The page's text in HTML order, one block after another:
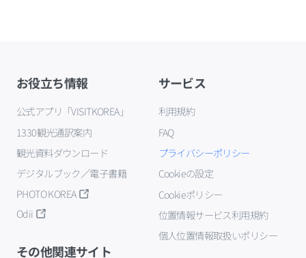
お役立ち情報
公式アプリ「VISITKOREA」
1330観光通訳案内
観光資料ダウンロード
デジタルブック／電子書籍
PHOTO KOREA
Odii
サービス
利用規約
FAQ
プライバシーポリシー
Cookieの設定
Cookieポリシー
位置情報サービス利用規約
個人位置情報取扱いポリシー
その他関連サイト